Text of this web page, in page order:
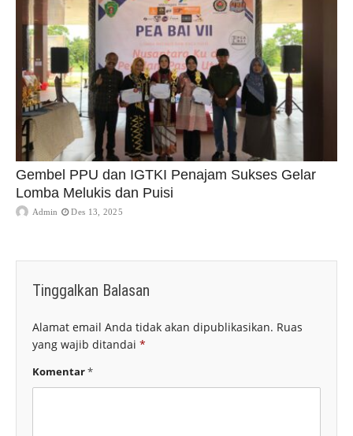
Gembel PPU dan IGTKI Penajam Sukses Gelar
Lomba Melukis dan Puisi
Admin Des 13, 2025
Tinggalkan Balasan
Alamat email Anda tidak akan dipublikasikan. Ruas
yang wajib ditandai *
Komentar*